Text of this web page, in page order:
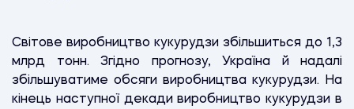
Світове виробництво кукурудзи збільшиться до 1,3
млрд тонн. Згідно прогнозу, Україна й надалі
збільшуватиме обсяги виробництва кукурудзи. На
кінець наступної декади виробництво кукурудзи в